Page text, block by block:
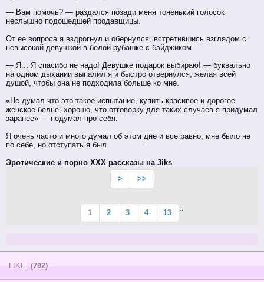
— Вам помочь? — раздался позади меня тоненький голосок
неслышно подошедшей продавщицы.
От ее вопроса я вздрогнул и обернулся, встретившись взглядом с
невысокой девушкой в белой рубашке с бэйджиком.
— Я... Я спасибо не надо! Девушке подарок выбираю! — буквально
на одном дыхании выпалил я и быстро отвернулся, желая всей
душой, чтобы она не подходила больше ко мне.
«Не думал что это такое испытание, купить красивое и дорогое
женское белье, хорошо, что отговорку для таких случаев я придумал
заранее» — подумал про себя.
Я очень часто и много думал об этом дне и все равно, мне было не
по себе, но отступать я был
Эротические и порно XXX рассказы на 3iks
>
>>
1 2 3 4
..
13
LIKE (792)